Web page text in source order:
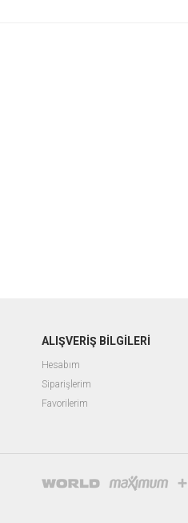
ALIŞVERİŞ BİLGİLERİ
Hesabım
Siparişlerim
Favorilerim